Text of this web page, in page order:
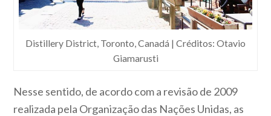
Distillery District, Toronto, Canadá | Créditos: Otavio
Giamarusti
Nesse sentido, de acordo com a revisão de 2009
realizada pela Organização das Nações Unidas, as